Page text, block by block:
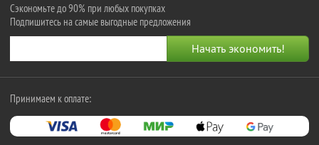
Сэкономьте до 90% при любых покупках
Подпишитесь на самые выгодные предложения
Принимаем к оплате: